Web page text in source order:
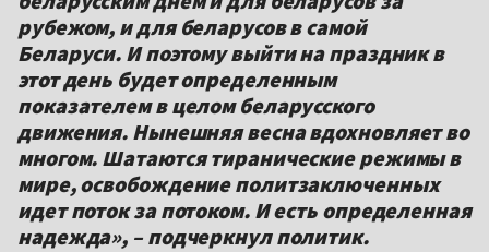
рубежом, и для беларусов в самой
Беларуси. И поэтому выйти на праздник в
этот день будет определенным
показателем в целом беларусского
движения. Нынешняя весна вдохновляет во
многом. Шатаются тиранические режимы в
мире, освобождение политзаключенных
идет поток за потоком. И есть определенная
надежда», – подчеркнул политик.